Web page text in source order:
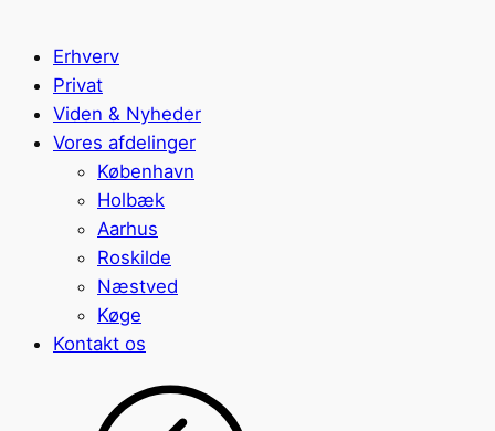
Erhverv
Privat
Viden & Nyheder
Vores afdelinger
København
Holbæk
Aarhus
Roskilde
Næstved
Køge
Kontakt os